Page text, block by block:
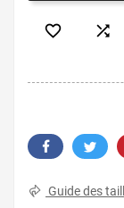
 
Guide des